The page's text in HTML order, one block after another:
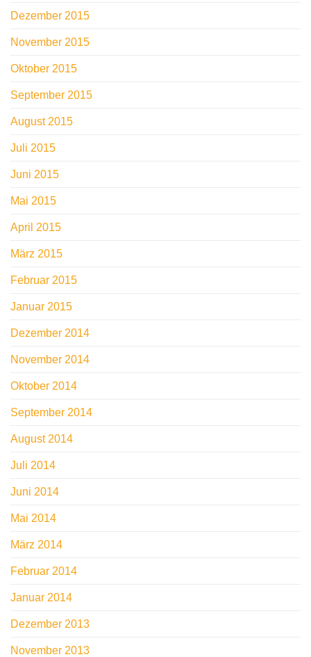
Dezember 2015
November 2015
Oktober 2015
September 2015
August 2015
Juli 2015
Juni 2015
Mai 2015
April 2015
März 2015
Februar 2015
Januar 2015
Dezember 2014
November 2014
Oktober 2014
September 2014
August 2014
Juli 2014
Juni 2014
Mai 2014
März 2014
Februar 2014
Januar 2014
Dezember 2013
November 2013